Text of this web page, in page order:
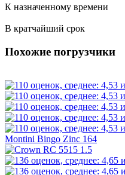
К назначенному времени
В кратчайший срок
Похожие погрузчики
Montini Bingo Zinc 164